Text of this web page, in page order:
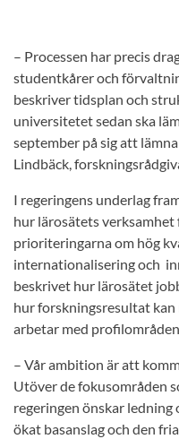
– Processen har precis
studentkårer och
beskriver tidsplan och
universitetet sedan ska
september på sig att
Lindbäck,
I regeringens underlag
hur lärosätets
prioriteringarna om hög
internationalisering och
beskrivet hur lärosätet
hur forskningsresultat
arbetar med
– Vår ambition är att
Utöver de fokusområden
regeringen önskar
ökat basanslag och den